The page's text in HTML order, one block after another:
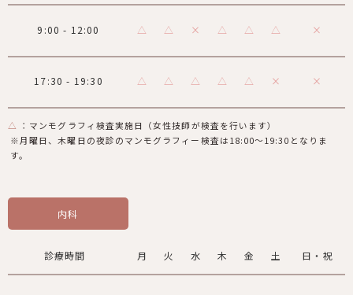
9:00 - 12:00 △ △ × △ △ △ ×
17:30 - 19:30 △ △ △ △ △ × ×
△ ：マンモグラフィ検査実施日（女性技師が検査を行います）
※月曜日、木曜日の夜診のマンモグラフィー検査は18:00～19:30となりま
す。
内科
診療時間 月 火 水 木 金 土 日・祝